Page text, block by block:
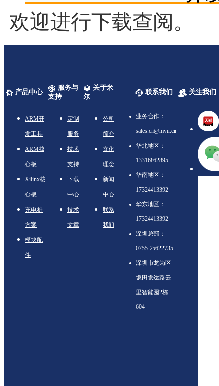
欢迎进行下载查阅。
产品中心
服务与
支持
关于米
尔
联系我们 关注我们
ARM开
发工具
ARM核
心板
Xilinx核
心板
充电桩
方案
模块配
件
定制
服务
技术
支持
下载
中心
技术
文章
公司
简介
文化
理念
新闻
中心
联系
我们
业务合作：
sales.cn@myir.cn
华北地区：
13316862895
华南地区：
17324413392
华东地区：
17324413392
深圳总部：
0755-25622735
深圳市龙岗区
坂田发达路云
里智能园2栋
604